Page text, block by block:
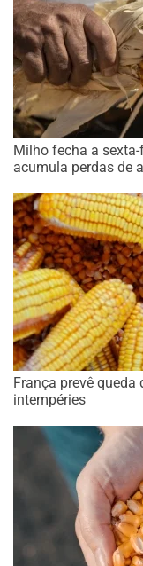
Milho fecha a
acumula perdas de
França prevê queda
intempéries